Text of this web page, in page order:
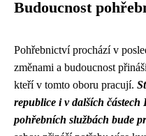
Budoucnost
Pohřebnictví prochází v
změnami a budoucnost
kteří v tomto oboru pracují.
republice i v dalších částech
pohřebních službách bude